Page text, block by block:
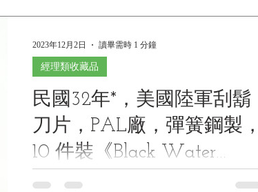
民國32年*，美國陸軍刮鬍
刀片，PAL廠，彈簧鋼製，
10 件裝《Black Water
Museum Collections | 黑水
1943* U.S. ARMY Safety Razor Blades by PAL
經理類收藏品
2023年12月2日 讀畢需時 1 分鐘